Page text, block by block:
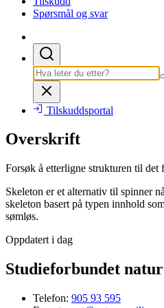
Spørsmål og svar
Tilskuddsportal
Overskrift
Forsøk å etterligne strukturen til
Skeleton er et alternativ til spinner
skeleton basert på typen innhold
sømløs.
Oppdatert i dag
Studieforbundet
Telefon: 905 93 595